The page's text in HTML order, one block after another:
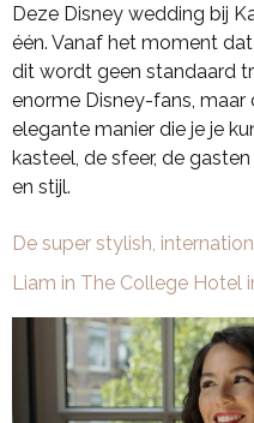
Deze Disney wedding bij
één. Vanaf het moment
dit wordt geen standaard
enorme Disney-fans,
elegante manier die je je
kasteel, de sfeer, de
en stijl.
De super stylish,
Liam in The College Hotel